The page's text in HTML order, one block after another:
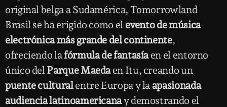
original belga a Sudamérica, Tomorrowland
Brasil se ha erigido como el evento de música
electrónica más grande del continente,
ofreciendo lafórmula de fantasíaen el entorno
único del Parque Maedaen Itu, creando un
puente culturalentre Europa y la apasionada
audiencia latinoamericanay demostrando el